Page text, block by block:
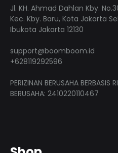
Jl. KH. Ahmad Dahlan Kby.
Kec. Kby. Baru, Kota Jakarta
Ibukota Jakarta 12130
support@boomboom.id
+628119292596
PERIZINAN BERUSAHA BERBASIS
BERUSAHA: 2410220110467